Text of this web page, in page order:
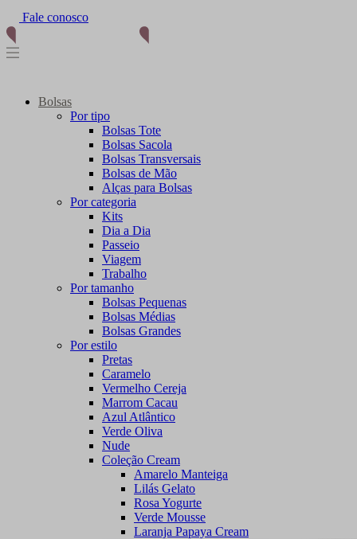
Fale conosco
Bolsas
Por tipo
Bolsas Tote
Bolsas Sacola
Bolsas Transversais
Bolsas de Mão
Alças para Bolsas
Por categoria
Kits
Dia a Dia
Passeio
Viagem
Trabalho
Por tamanho
Bolsas Pequenas
Bolsas Médias
Bolsas Grandes
Por estilo
Pretas
Caramelo
Vermelho Cereja
Marrom Cacau
Azul Atlântico
Verde Oliva
Nude
Coleção Cream
Amarelo Manteiga
Lilás Gelato
Rosa Yogurte
Verde Mousse
Laranja Papaya Cream